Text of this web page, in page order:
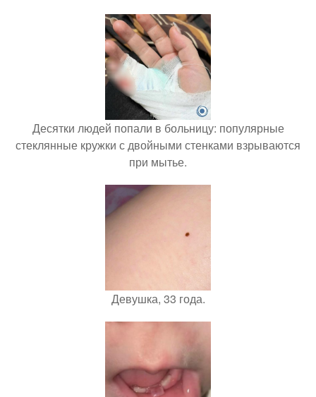
Десятки людей попали в больницу: популярные
стеклянные кружки с двойными стенками взрываются
при мытье.
Девушка, 33 года.